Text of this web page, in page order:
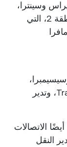
وأويراس وسينترا،
التي تديرها فياساو ألفورادا. تغطي المنطقة 2، التي
وسيسيمبرا،
وتديرها شركة Transportes Sul do Tejo، وتدير
تشمل عمليات Carris Metropolitana أيضًا الاتصالات
النقل